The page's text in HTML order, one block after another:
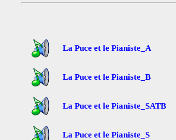
La Puce et le Pianiste_A
La Puce et le Pianiste_B
La Puce et le Pianiste_SATB
La Puce et le Pianiste_S